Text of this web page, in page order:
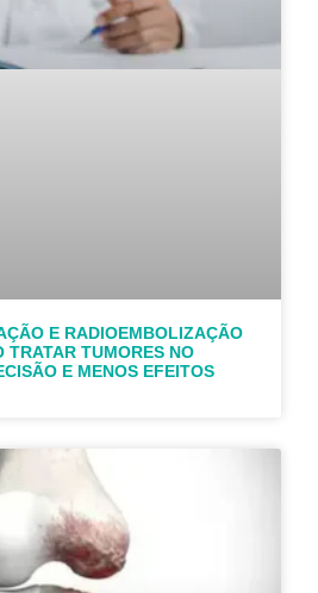
E RADIOEMBOLIZAÇÃO
TRATAR TUMORES NO
E MENOS EFEITOS